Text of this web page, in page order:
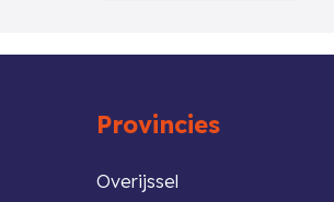
Provincies
Overijssel